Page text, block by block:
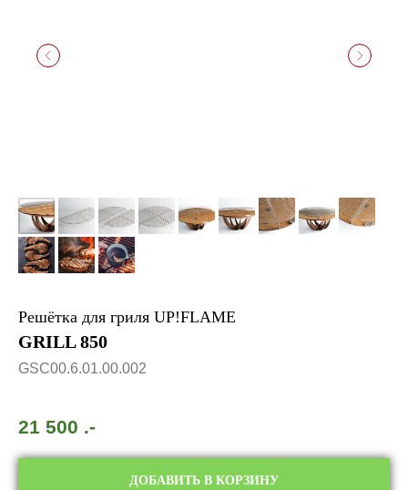
Решётка для гриля UP!FLAME
GRILL 850
GSC00.6.01.00.002
21 500 .-
ДОБАВИТЬ В КОРЗИНУ